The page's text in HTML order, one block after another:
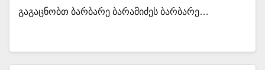
გაგაცნობთ ბარბარე ბარამიძეს ბარბარე…